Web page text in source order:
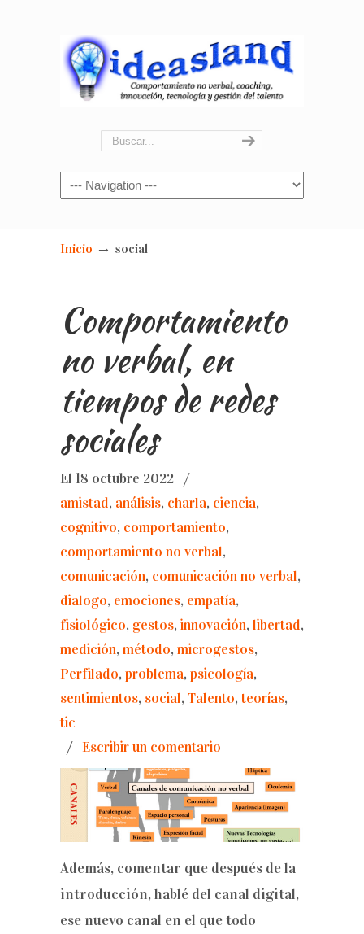
Navigation
Inicio → social
Comportamiento
no verbal, en
tiempos de redes
sociales
El 18 octubre 2022
/
amistad, análisis, charla, ciencia,
cognitivo, comportamiento,
comportamiento no verbal,
comunicación, comunicación no verbal,
dialogo, emociones, empatía,
fisiológico, gestos, innovación, libertad,
medición, método, microgestos,
Perfilado, problema, psicología,
sentimientos, social, Talento,teorías,
tic
/ Escribir un comentario
Además, comentar que después de la
introducción, hablé del canal digital,
ese nuevo canal en el que todo